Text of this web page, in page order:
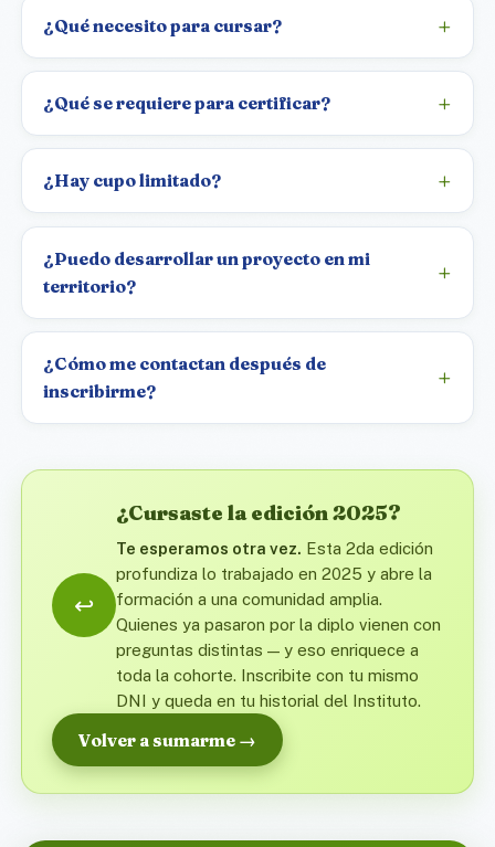
¿Qué necesito para cursar?
¿Qué se requiere para certificar?
¿Hay cupo limitado?
¿Puedo desarrollar un proyecto en mi
territorio?
¿Cómo me contactan después de
inscribirme?
↩️
¿Cursaste la edición 2025?
Te esperamos otra vez. Esta 2da edición
profundiza lo trabajado en 2025 y abre la
formación a una comunidad amplia.
Quienes ya pasaron por la diplo vienen con
preguntas distintas — y eso enriquece a
toda la cohorte. Inscribite con tu mismo
DNI y queda en tu historial del Instituto.
Volver a sumarme →